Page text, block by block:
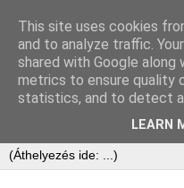
This site uses cookies
and to analyze traffic.
shared with Google
metrics to ensure quality
statistics, and to detect
LEARN